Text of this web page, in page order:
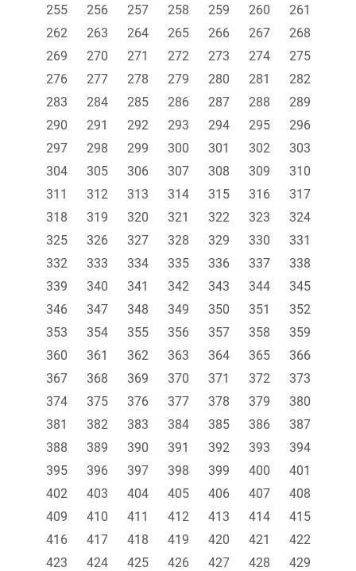
255
256 257 258 259 260
261
262
263 264 265 266 267
268
269
270 271 272 273 274
275
276
277 278 279 280 281
282
283
284 285 286 287 288
289
290
291 292 293 294 295
296
297
298 299 300 301 302
303
304
305 306 307 308 309
310
311
312 313 314 315 316
317
318
319 320 321 322 323
324
325
326 327 328 329 330
331
332
333 334 335 336 337
338
339
340 341 342 343 344
345
346
347 348 349 350 351
352
353
354 355 356 357 358
359
360
361 362 363 364 365
366
367
368 369 370 371 372
373
374
375 376 377 378 379
380
381
382 383 384 385 386
387
388
389 390 391 392 393
394
395
396 397 398 399 400
401
402
403 404 405 406 407
408
409
410 411 412 413 414
415
416
417 418 419 420 421
422
423
424 425 426 427 428
429